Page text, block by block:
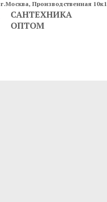
САНТЕХНИКА
ОПТОМ
г.Москва, Производственная 10к1